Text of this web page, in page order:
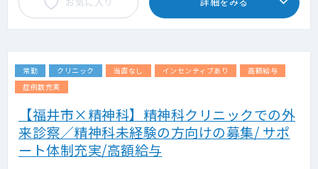
常勤 クリニック 当直なし インセンティブあり
高額給与
症例数充実
【福井市×精神科】精神科クリニックでの外
来診察／精神科未経験の方向けの募集/ サポ
ート体制充実/高額給与